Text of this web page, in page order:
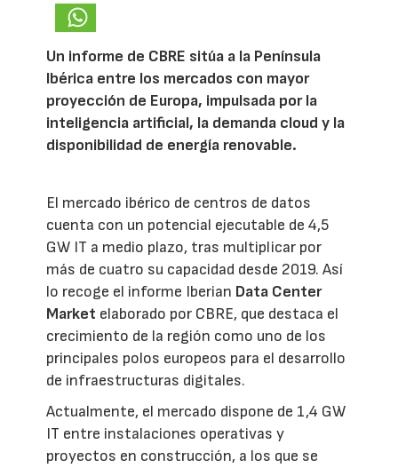
Un informe de CBRE sitúa a la Península
Ibérica entre los mercados con mayor
proyección de Europa, impulsada por la
inteligencia artificial, la demanda cloud y la
disponibilidad de energía renovable.
El mercado ibérico de centros de datos
cuenta con un potencial ejecutable de 4,5
GW IT a medio plazo, tras multiplicar por
más de cuatro su capacidad desde 2019. Así
lo recoge el informe Iberian Data Center
Market elaborado por CBRE, que destaca el
crecimiento de la región como uno de los
principales polos europeos para el desarrollo
de infraestructuras digitales.
Actualmente, el mercado dispone de 1,4 GW
IT entre instalaciones operativas y
proyectos en construcción, a los que se